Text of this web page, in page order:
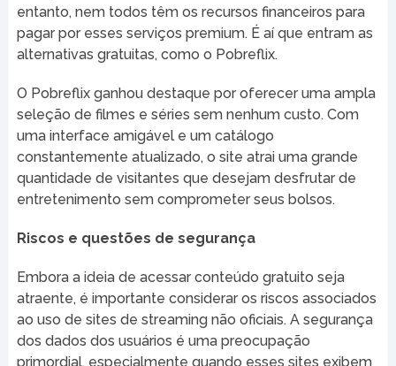
entanto, nem todos têm os recursos financeiros para
pagar por esses serviços premium. É aí que entram as
alternativas gratuitas, como o Pobreflix.
O Pobreflix ganhou destaque por oferecer uma ampla
seleção de filmes e séries sem nenhum custo. Com
uma interface amigável e um catálogo
constantemente atualizado, o site atrai uma grande
quantidade de visitantes que desejam desfrutar de
entretenimento sem comprometer seus bolsos.
Riscos e questões de segurança
Embora a ideia de acessar conteúdo gratuito seja
atraente, é importante considerar os riscos associados
ao uso de sites de streaming não oficiais. A segurança
dos dados dos usuários é uma preocupação
primordial, especialmente quando esses sites exibem